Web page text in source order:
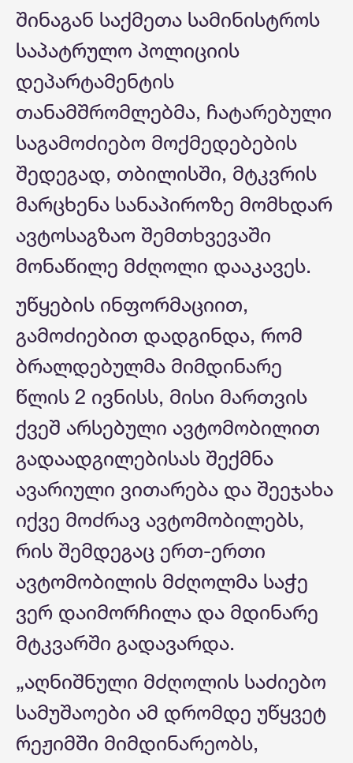
შინაგან საქმეთა სამინისტროს
საპატრულო პოლიციის
დეპარტამენტის
თანამშრომლებმა, ჩატარებული
საგამოძიებო მოქმედებების
შედეგად, თბილისში, მტკვრის
მარცხენა სანაპიროზე მომხდარ
ავტოსაგზაო შემთხვევაში
მონაწილე მძღოლი დააკავეს.
უწყების ინფორმაციით,
გამოძიებით დადგინდა, რომ
ბრალდებულმა მიმდინარე
წლის 2 ივნისს, მისი მართვის
ქვეშ არსებული ავტომობილით
გადაადგილებისას შექმნა
ავარიული ვითარება და შეეჯახა
იქვე მოძრავ ავტომობილებს,
რის შემდეგაც ერთ-ერთი
ავტომობილის მძღოლმა საჭე
ვერ დაიმორჩილა და მდინარე
მტკვარში გადავარდა.
„აღნიშნული მძღოლის საძიებო
სამუშაოები ამ დრომდე უწყვეტ
რეჟიმში მიმდინარეობს,